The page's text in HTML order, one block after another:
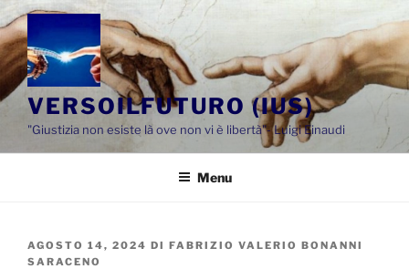
Salta
al
contenuto
VERSOILFUTURO (IUS)
"Giustizia non esiste là ove non vi è libertà"- Luigi Einaudi
Menu
PUBBLICATO
IL
AGOSTO 14, 2024 DI FABRIZIO VALERIO BONANNI
SARACENO